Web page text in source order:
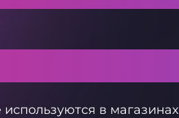
в магазинах